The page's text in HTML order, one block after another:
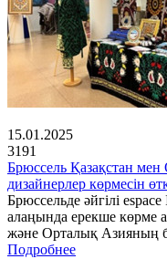
15.01.2025
3191
Брюссель Қазақстан
дизайнерлер көрмесін
Брюссельде әйгілі
алаңында ерекше
және Орталық Азияның
Подробнее